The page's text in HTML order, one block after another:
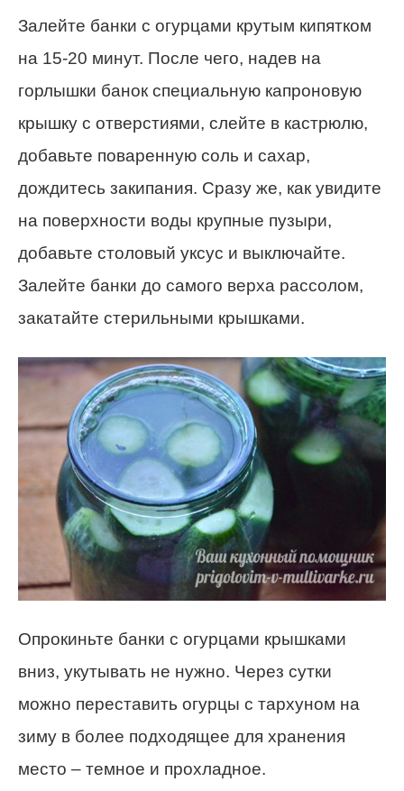
Залейте банки с огурцами крутым кипятком
на 15-20 минут. После чего, надев на
горлышки банок специальную капроновую
крышку с отверстиями, слейте в кастрюлю,
добавьте поваренную соль и сахар,
дождитесь закипания. Сразу же, как увидите
на поверхности воды крупные пузыри,
добавьте столовый уксус и выключайте.
Залейте банки до самого верха рассолом,
закатайте стерильными крышками.
Опрокиньте банки с огурцами крышками
вниз, укутывать не нужно. Через сутки
можно переставить огурцы с тархуном на
зиму в более подходящее для хранения
место – темное и прохладное.